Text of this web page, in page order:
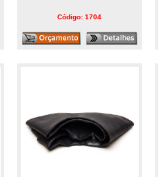
Código: 1704